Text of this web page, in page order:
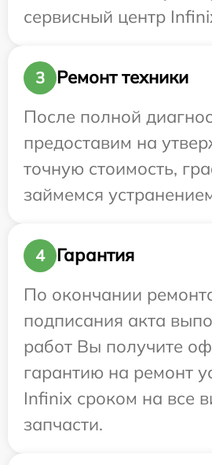
сервисный центр
3
Ремонт техники
После полной
предоставим на
точную стоимость,
займемся
4
Гарантия
По окончании
подписания акта
работ Вы получите
гарантию на ремонт
Infinix сроком на все
запчасти.